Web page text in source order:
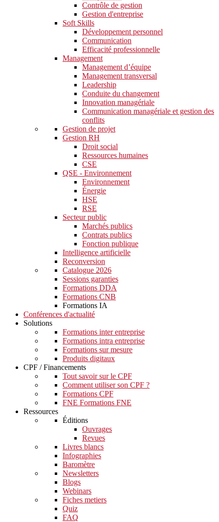
Contrôle de gestion
Gestion d'entreprise
Soft Skills​
Développement personnel
Communication
Efficacité professionnelle
Management
Management d’équipe
Management transversal
Leadership
Conduite du changement
Innovation managériale
Communication managériale et gestion des
conflits
Gestion de projet
Gestion RH
Droit social
Ressources humaines
CSE
QSE - Environnement
Environnement
Énergie
HSE
RSE
Secteur public
Marchés publics
Contrats publics
Fonction publique
Intelligence artificielle
Reconversion
Catalogue 2026
Sessions garanties
Formations DDA
Formations CNB
Formations IA
Conférences d'actualité
Solutions
Formations inter entreprise
Formations intra entreprise
Formations sur mesure
Produits digitaux
CPF / Financements
Tout savoir sur le CPF
Comment utiliser son CPF ?
Formations CPF
FNE Formations FNE
Ressources
Éditions
Ouvrages
Revues
Livres blancs
Infographies
Baromètre
Newsletters
Blogs
Webinars
Fiches metiers
Quiz
FAQ